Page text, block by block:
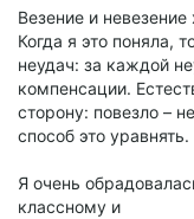
необходимость в
тренироваться и в
достаточно.
Везение и
Когда я это поняла,
неудач: за каждой
компенсации.
сторону: повезло –
способ это уравнять.
Я очень
классному и